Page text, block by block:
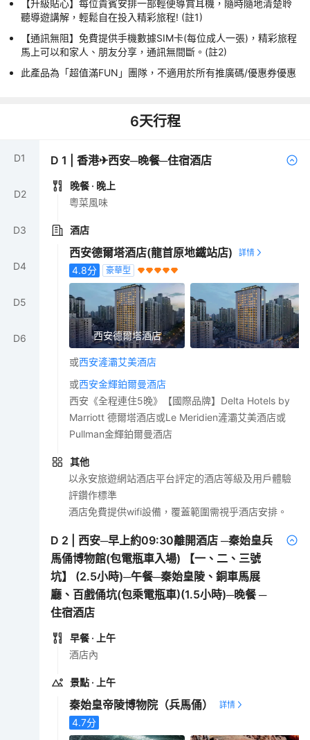
【升級貼心】每位貴賓安排一部輕便導賞耳機，隨時隨地清楚聆
聽導遊講解，輕鬆自在投入精彩旅程! (註1)
【通訊無阻】免費提供手機數據SIM卡(每位成人一張)，精彩旅程
馬上可以和家人、朋友分享，通訊無間斷。(註2)
此產品為「超值滿FUN」團隊，不適用於所有推廣碼/優惠券優惠
6天行程
D1
D2
D3
D4
D5
D6
D1 |香港✈西安─晚餐─住宿酒店
晚餐 · 晚上
粵菜風味
酒店
西安德爾塔酒店(龍首原地鐵站店)
4.8分 豪華型
西安德爾塔酒店
或西安滻灞艾美酒店
或西安金輝鉑爾曼酒店
西安《全程連住5晚》【國際品牌】Delta Hotels by
Marriott 德爾塔酒店或Le Meridien滻灞艾美酒店或
Pullman金輝鉑爾曼酒店
其他
以永安旅遊網站酒店平台評定的酒店等級及用戶體驗
評鑽作標準
酒店免費提供wifi設備，覆蓋範圍需視乎酒店安排。
D 2
西安─早上約09:30離開酒店 ─秦始皇兵
馬俑博物館(包電瓶車入場) 【一、二、三號
坑】 (2.5小時)─午餐─秦始皇陵、銅車馬展
廳、百戲俑坑(包乘電瓶車)(1.5小時)─晚餐 ─
住宿酒店
早餐 · 上午
酒店內
景點 · 上午
秦始皇帝陵博物院（兵馬俑）
4.7分